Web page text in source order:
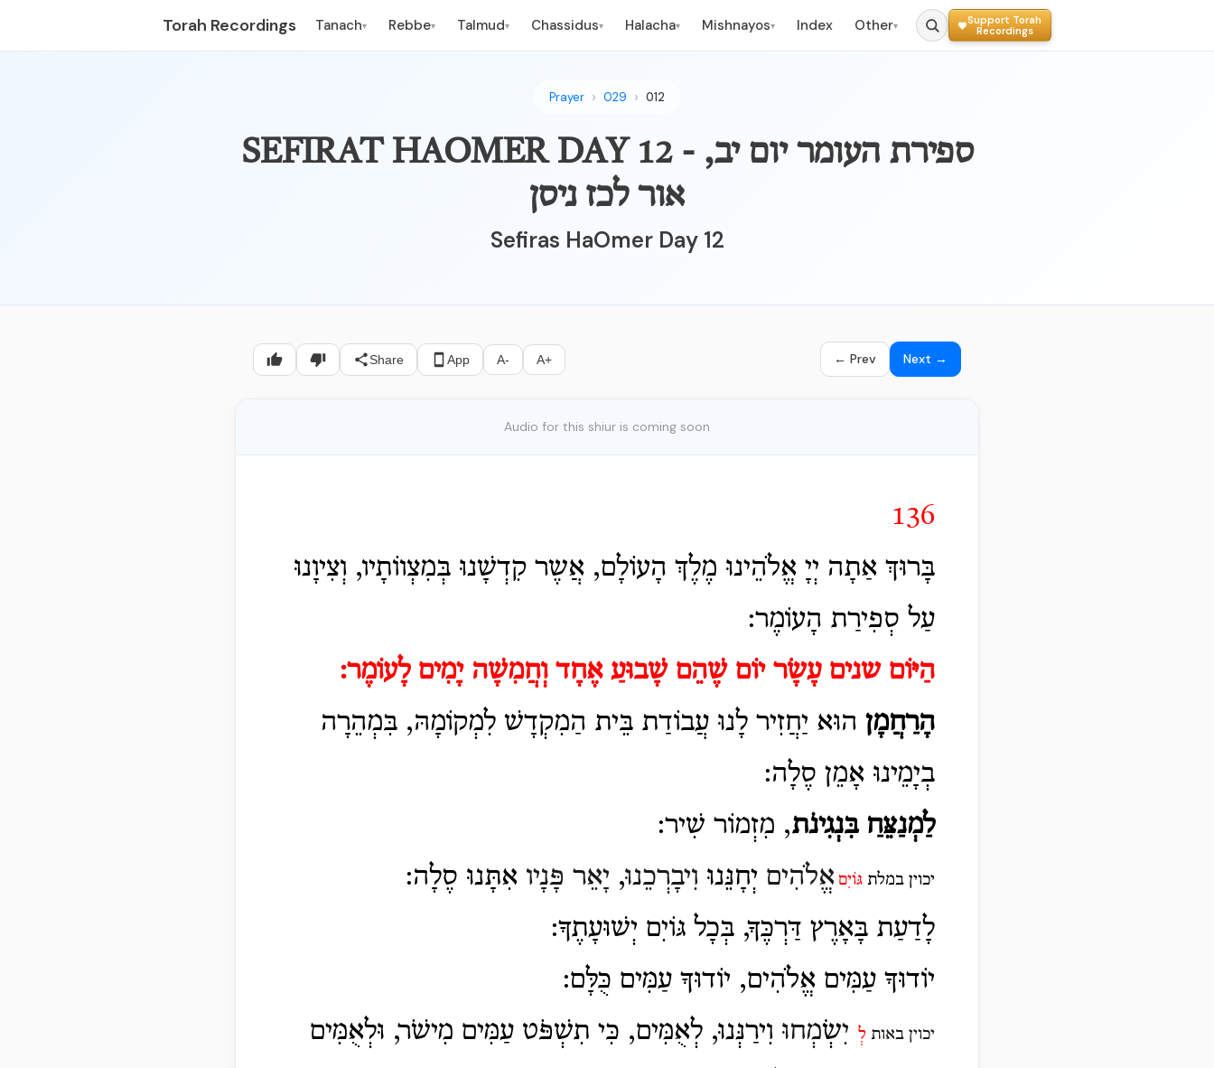
Torah Recordings Tanach▾ Rebbe▾ Talmud▾ Chassidus▾ Halacha▾ Mishnayos▾ Index Other▾
Support Torah
Recordings
Prayer 029 012
SEFIRAT HAOMER DAY 12 - ספירת העומר יום יב,
אור לכז ניסן
Sefiras HaOmer Day 12
Share App A- A+ ← Prev Next →
Audio for this shiur is coming soon
136
בָּרוּךְ אַתָה יְיָ אֱלֹהֵינוּ מֶלֶךְ הָעוֹלָם, אֲשֶר קִדְשָׁנוּ בְּמִצְווֹתָיו, וְצִיוָנוּ
עַל סְפִירַת הָעוֹמֶר:
הַיּוֹם שנים עָשָׂר יוֹם שֶׁהֵם שָׁבוּעַ אֶחָד וְחֲמִשָׁה יָמִים לָעוֹמֶר:
הָרַחֲמָן הוּא יַחֲזִיר לָנוּ עֲבוֹדַת בֵּית הַמִקְדָשׁ לִמְקוֹמָהּ, בִּמְהֵרָה
בְיָמֵינוּ אָמֵן סֶלָה:
לַמְנַצֵּחַ בִּנְגִינֹת, מִזְמוֹר שִׁיר:
יכוין במלת גּוֹיִם אֱלֹהִים יְחָנֵּנוּ וִיבָרְכֵנוּ, יָאֵר פָּנָיו אִתָּנוּ סֶלָה:
לָדַעַת בָּאָרֶץ דַּרְכֶּךָ, בְּכָל גּוֹיִם יְשׁוּעָתֶךָ:
יוֹדוּךָ עַמִּים אֱלֹהִים, יוֹדוּךָ עַמִּים כֻּלָּם:
יכוין באות לְ יִשְׂמְחוּ וִירַנְּנוּ, לְאֻמִּים, כִּי תִשְׁפֹּט עַמִּים מִישֹׁר, וּלְאֻמִּים